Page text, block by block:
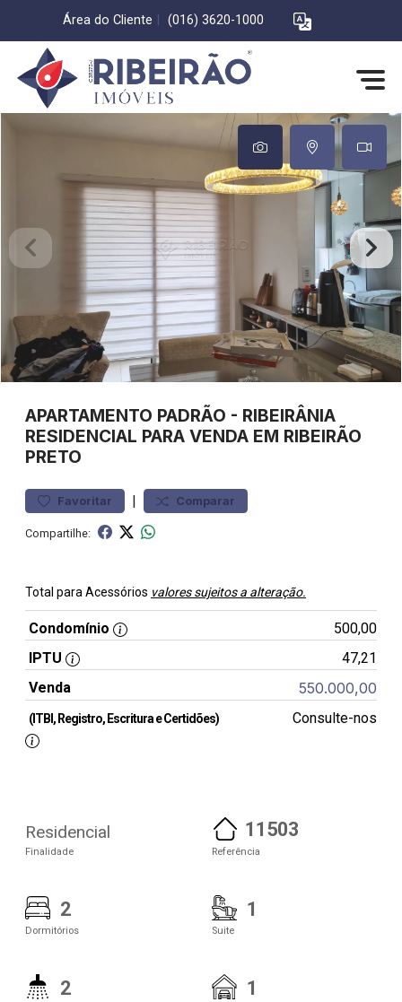
Área do Cliente (016) 3620-1000
APARTAMENTO PADRÃO - RIBEIRÂNIA
RESIDENCIAL PARA VENDA EM RIBEIRÃO
PRETO
Favoritar | Comparar
Compartilhe:
Total para Acessórios valores sujeitos a alteração.
Condomínio
500,00
IPTU
47,21
Venda
550.000,00
(ITBI, Registro, Escritura e Certidões) Consulte-nos
Residencial
Finalidade
11503
Referência
2
Dormitórios
1
Suite
2 1